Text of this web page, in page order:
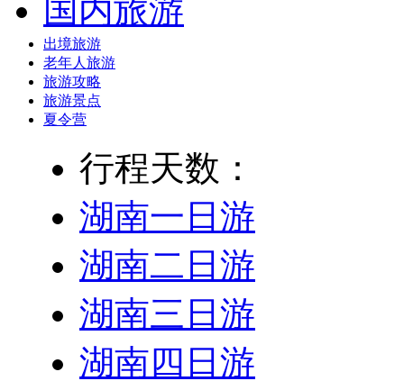
国内旅游
出境旅游
老年人旅游
旅游攻略
旅游景点
夏令营
行程天数：
湖南一日游
湖南二日游
湖南三日游
湖南四日游